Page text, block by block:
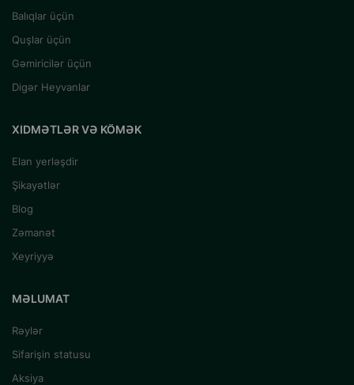
Balıqlar üçün
Quşlar üçün
Gəmiricilər üçün
Digər Heyvanlar
XIDMƏTLƏR VƏ KÖMƏK
Elan yerləşdir
Şikayətlər
Blog
Zəmanət
Xeyriyyə
MƏLUMAT
Rəylər
Sifarişin statusu
Aksiya